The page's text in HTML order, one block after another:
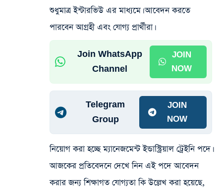
শুধুমাত্র ইন্টারভিউ এর মাধ্যমে। আবেদন করতে
পারবেন আগ্রহী এবং যোগ্য প্রার্থীরা।
Join WhatsApp
Channel
JOIN
NOW
Telegram
Group
JOIN
NOW
নিয়োগ করা হচ্ছে ম্যানেজমেন্ট ইন্ডাস্ট্রিয়াল ট্রেইনি পদে।
আজকের প্রতিবেদনে দেখে নিন এই পদে আবেদন
করার জন্য শিক্ষাগত যোগ্যতা কি উল্লেখ করা হয়েছে,